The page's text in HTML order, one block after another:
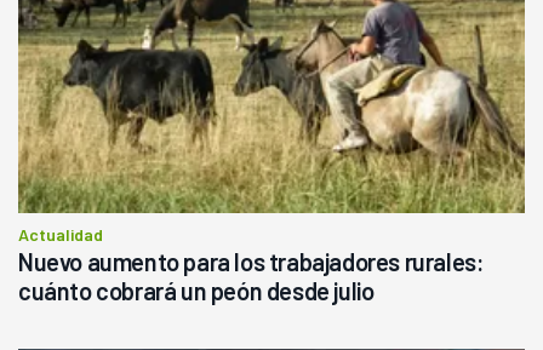
Actualidad
Nuevo aumento para los trabajadores rurales:
cuánto cobrará un peón desde julio